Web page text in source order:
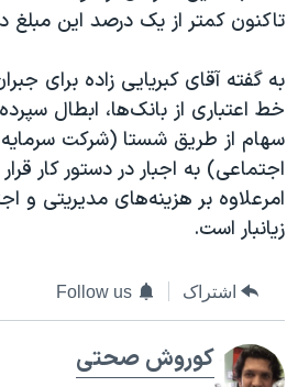
تاکنون کمتر از یک درصد این
به گفته آقای کبریایی زاده برای
خط اعتباری از بانک‌ها، ابطال
سهام از طریق شستا (شرکت سرمایه
اجتماعی) به اجبار در دستور کار
امرعلاوه بر هزینه‌های مدیریتی و
زیانبار است.
اشتراک Follow us
کوروش صحتی